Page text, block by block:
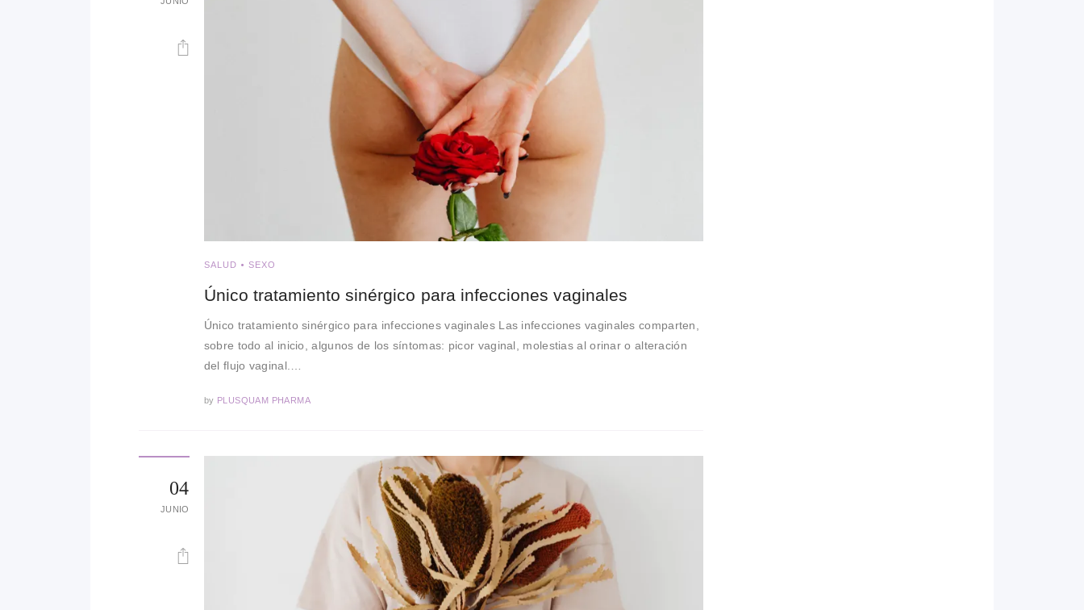
SALUD SEXO
Único tratamiento sinérgico para infecciones vaginales
Único tratamiento sinérgico para infecciones vaginales Las infecciones vaginales comparten,
sobre todo al inicio, algunos de los síntomas: picor vaginal, molestias al orinar o alteración
del flujo vaginal.…
by PLUSQUAM PHARMA
04
JUNIO